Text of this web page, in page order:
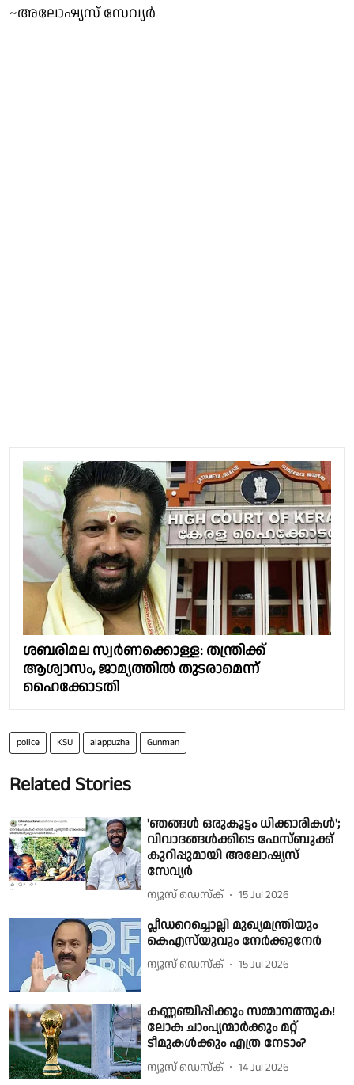
~അലോഷ്യസ് സേവ്യർ
ശബരിമല സ്വർണക്കൊള്ള: തന്ത്രിക്ക്
ആശ്വാസം, ജാമ്യത്തിൽ തുടരാമെന്ന്
ഹൈക്കോടതി
police KSU alappuzha Gunman
Related Stories
'ഞങ്ങൾ ഒരുകൂട്ടം ധിക്കാരികൾ';
വിവാദങ്ങൾക്കിടെ ഫേസ്ബുക്ക്
കുറിപ്പുമായി അലോഷ്യസ്
സേവ്യർ
ന്യൂസ് ഡെസ്ക് 15 Jul 2026
പ്ലീഡറെച്ചൊല്ലി മുഖ്യമന്ത്രിയും
കെഎസ്‌യുവും നേർക്കുനേർ
ന്യൂസ് ഡെസ്ക് 15 Jul 2026
കണ്ണഞ്ചിപ്പിക്കും സമ്മാനത്തുക!
ലോക ചാംപ്യന്മാർക്കും മറ്റ്
ടീമുകൾക്കും എത്ര നേടാം?
ന്യൂസ് ഡെസ്ക് 14 Jul 2026